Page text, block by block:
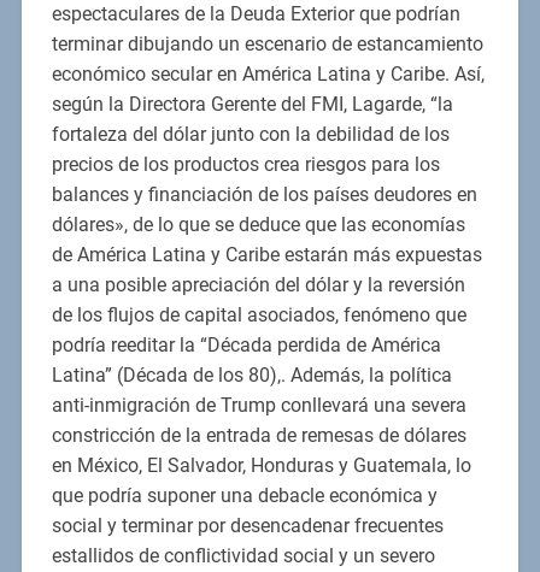
espectaculares de la Deuda Exterior que podrían
terminar dibujando un escenario de estancamiento
económico secular en América Latina y Caribe. Así,
según la Directora Gerente del FMI, Lagarde, “la
fortaleza del dólar junto con la debilidad de los
precios de los productos crea riesgos para los
balances y financiación de los países deudores en
dólares», de lo que se deduce que las economías
de América Latina y Caribe estarán más expuestas
a una posible apreciación del dólar y la reversión
de los flujos de capital asociados, fenómeno que
podría reeditar la “Década perdida de América
Latina” (Década de los 80),. Además, la política
anti-inmigración de Trump conllevará una severa
constricción de la entrada de remesas de dólares
en México, El Salvador, Honduras y Guatemala, lo
que podría suponer una debacle económica y
social y terminar por desencadenar frecuentes
estallidos de conflictividad social y un severo